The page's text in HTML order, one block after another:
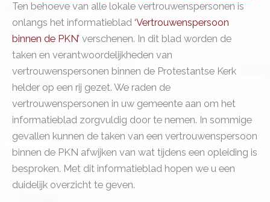
Ten behoeve van alle lokale vertrouwenspersonen is
onlangs het informatieblad ‘Vertrouwenspersoon
binnen de PKN’ verschenen. In dit blad worden de
taken en verantwoordelijkheden van
vertrouwenspersonen binnen de Protestantse Kerk
helder op een rij gezet. We raden de
vertrouwenspersonen in uw gemeente aan om het
informatieblad zorgvuldig door te nemen. In sommige
gevallen kunnen de taken van een vertrouwenspersoon
binnen de PKN afwijken van wat tijdens een opleiding is
besproken. Met dit informatieblad hopen we u een
duidelijk overzicht te geven.